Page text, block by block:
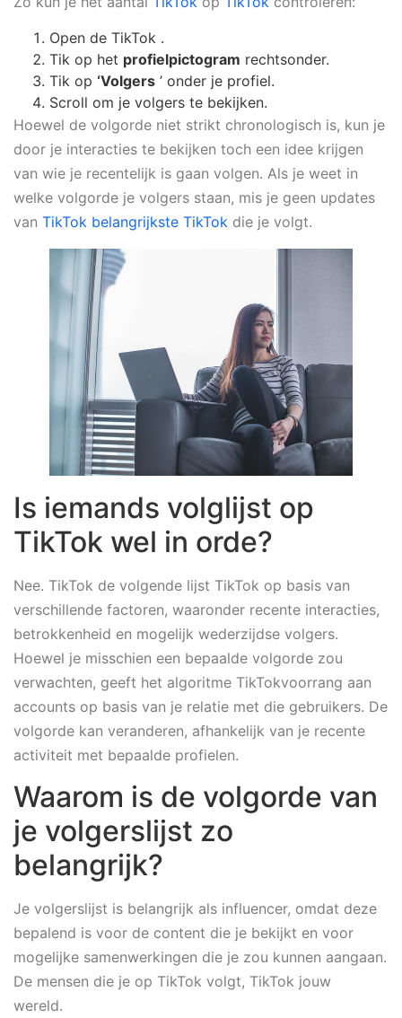
Open de TikTok .
Tik op het profielpictogram rechtsonder.
Tik op ‘Volgers ’ onder je profiel.
Scroll om je volgers te bekijken.
Hoewel de volgorde niet strikt chronologisch is, kun je
door je interacties te bekijken toch een idee krijgen
van wie je recentelijk is gaan volgen. Als je weet in
welke volgorde je volgers staan, mis je geen updates
van TikTok belangrijkste TikTok die je volgt.
Is iemands volglijst op
TikTok wel in orde?
Nee. TikTok de volgende lijst TikTok op basis van
verschillende factoren, waaronder recente interacties,
betrokkenheid en mogelijk wederzijdse volgers.
Hoewel je misschien een bepaalde volgorde zou
verwachten, geeft het algoritme TikTokvoorrang aan
accounts op basis van je relatie met die gebruikers. De
volgorde kan veranderen, afhankelijk van je recente
activiteit met bepaalde profielen.
Waarom is de volgorde van
je volgerslijst zo
belangrijk?
Je volgerslijst is belangrijk als influencer, omdat deze
bepalend is voor de content die je bekijkt en voor
mogelijke samenwerkingen die je zou kunnen aangaan.
De mensen die je op TikTok volgt, TikTok jouw
wereld.